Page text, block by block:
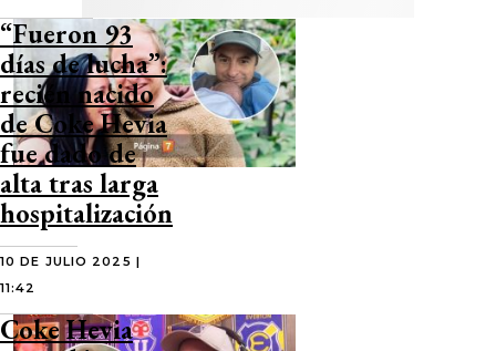
“Fueron 93
días de lucha”:
recién nacido
de Coke Hevia
fue dado de
alta tras larga
hospitalización
10 DE JULIO 2025 |
11:42
Coke Hevia